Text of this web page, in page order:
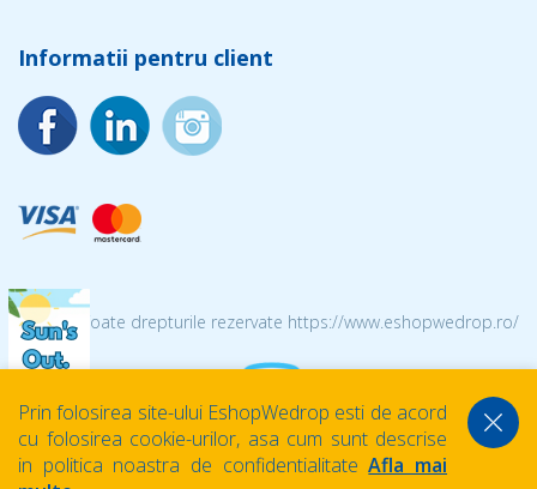
Informatii pentru client
© 2026 Toate drepturile rezervate https://www.eshopwedrop.ro/
Prin folosirea site-ului EshopWedrop esti de acord
cu folosirea cookie-urilor, asa cum sunt descrise
in politica noastra de confidentialitateAfla mai